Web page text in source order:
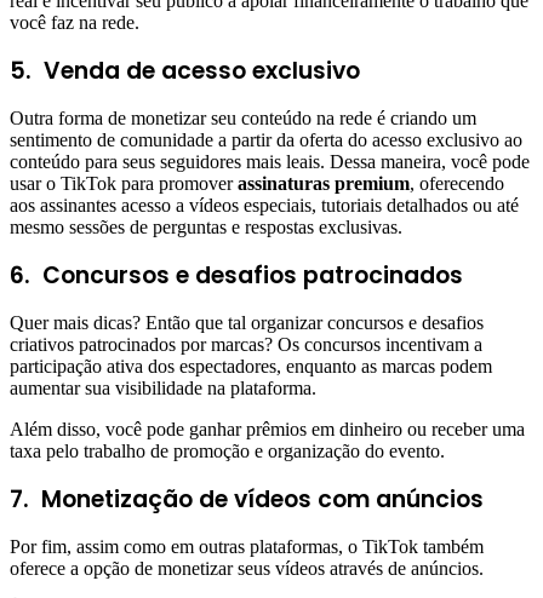
você faz na rede.
5. Venda de acesso exclusivo
Outra forma de monetizar seu conteúdo na rede é criando um
sentimento de comunidade a partir da oferta do acesso exclusivo ao
conteúdo para seus seguidores mais leais. Dessa maneira, você pode
usar o TikTok para promoverassinaturas premium, oferecendo
aos assinantes acesso a vídeos especiais, tutoriais detalhados ou até
mesmo sessões de perguntas e respostas exclusivas.
6. Concursos e desafios patrocinados
Quer mais dicas? Então que tal organizar concursos e desafios
criativos patrocinados por marcas? Os concursos incentivam a
participação ativa dos espectadores, enquanto as marcas podem
aumentar sua visibilidade na plataforma.
Além disso, você pode ganhar prêmios em dinheiro ou receber uma
taxa pelo trabalho de promoção e organização do evento.
7. Monetização de vídeos com anúncios
Por fim, assim como em outras plataformas, o TikTok também
oferece a opção de monetizar seus vídeos através de anúncios.